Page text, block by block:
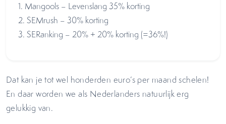
1. Mangools – Levenslang 35% korting
2. SEMrush – 30% korting
3. SERanking – 20% + 20% korting (=36%!)
Dat kan je tot wel honderden euro’s per maand schelen!
En daar worden we als Nederlanders natuurlijk erg
gelukkig van.